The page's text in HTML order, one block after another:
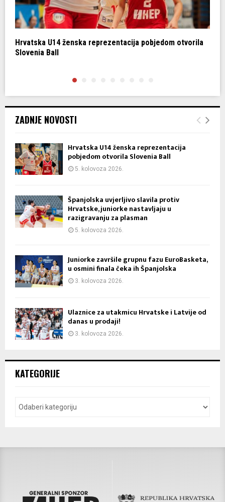
Hrvatska U14 ženska reprezentacija pobjedom otvorila
Slovenia Ball
ZADNJE NOVOSTI
Hrvatska U14 ženska reprezentacija
pobjedom otvorila Slovenia Ball
5. kolovoza 2026.
Španjolska uvjerljivo slavila protiv
Hrvatske, juniorke nastavljaju u
razigravanju za plasman
5. kolovoza 2026.
Juniorke završile grupnu fazu EuroBasketa,
u osmini finala čeka ih Španjolska
3. kolovoza 2026.
Ulaznice za utakmicu Hrvatske i Latvije od
danas u prodaji!
3. kolovoza 2026.
KATEGORIJE